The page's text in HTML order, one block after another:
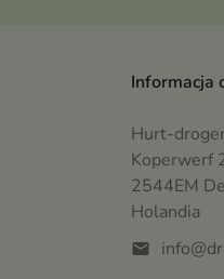
Informacja
Hurt-
Koperwerf
2544EM
Holandia
mail